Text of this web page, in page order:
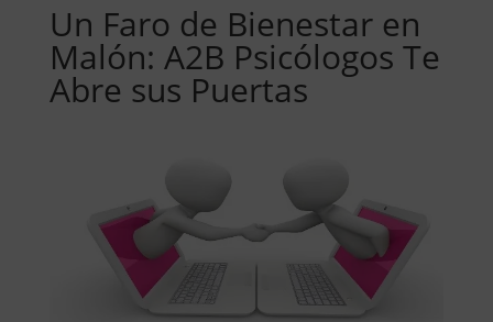
Un Faro de Bienestar en
Malón: A2B Psicólogos Te
Abre sus Puertas